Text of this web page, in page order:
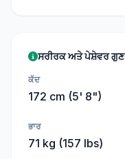
ਸਰੀਰਕ ਅਤੇ ਪੇਸ਼ੇਵਰ ਗੁਣ
ਕੱਦ
172 cm (5' 8")
ਭਾਰ
71 kg (157 lbs)